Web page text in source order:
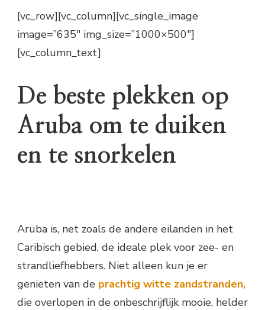
[vc_row][vc_column][vc_single_image
image=”635″ img_size=”1000×500″]
[vc_column_text]
De beste plekken op
Aruba om te duiken
en te snorkelen
Aruba is, net zoals de andere eilanden in het
Caribisch gebied, de ideale plek voor zee- en
strandliefhebbers. Niet alleen kun je er
genieten van de prachtig witte zandstranden,
die overlopen in de onbeschrijflijk mooie, helder